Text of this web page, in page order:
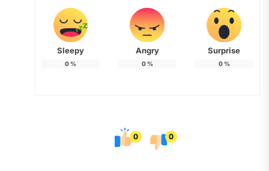
Sleepy
0 %
Angry
0%
Surprise
0%
0 0